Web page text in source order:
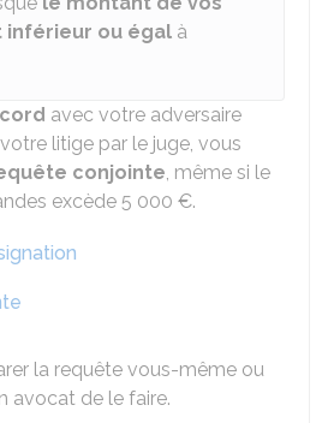
inférieur ou égal à
avec votre adversaire
litige par le juge, vous
conjointe, même si le
excède 5 000 €.
la requête vous-même ou
avocat de le faire.